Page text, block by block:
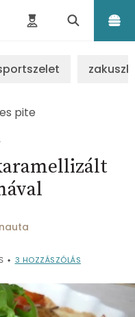
pite
• 3 HOZZÁSZÓLÁS